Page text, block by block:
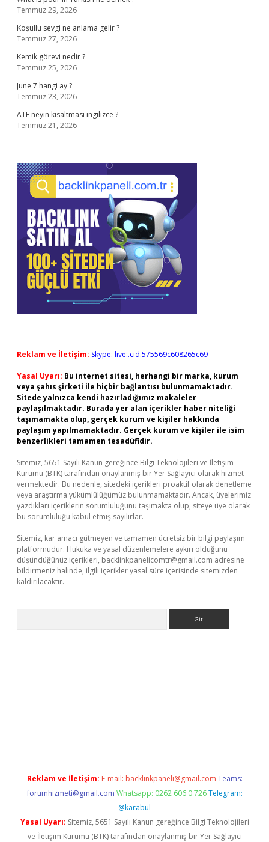
Temmuz 29, 2026
Koşullu sevgi ne anlama gelir ?
Temmuz 27, 2026
Kemik görevi nedir ?
Temmuz 25, 2026
June 7 hangi ay ?
Temmuz 23, 2026
ATF neyin kısaltması ingilizce ?
Temmuz 21, 2026
Reklam ve İletişim: Skype: live:.cid.575569c608265c69
Yasal Uyarı: Bu internet sitesi, herhangi bir marka, kurum
veya şahıs şirketi ile hiçbir bağlantısı bulunmamaktadır.
Sitede yalnızca kendi hazırladığımız makaleler
paylaşılmaktadır. Burada yer alan içerikler haber niteliği
taşımamakta olup, gerçek kurum ve kişiler hakkında
paylaşım yapılmamaktadır. Gerçek kurum ve kişiler ile isim
benzerlikleri tamamen tesadüfidir.
Sitemiz, 5651 Sayılı Kanun gereğince Bilgi Teknolojileri ve İletişim
Kurumu (BTK) tarafından onaylanmış bir Yer Sağlayıcı olarak hizmet
vermektedir. Bu nedenle, sitedeki içerikleri proaktif olarak denetleme
veya araştırma yükümlülüğümüz bulunmamaktadır. Ancak, üyelerimiz
yazdıkları içeriklerin sorumluluğunu taşımakta olup, siteye üye olarak
bu sorumluluğu kabul etmiş sayılırlar.
Sitemiz, kar amacı gütmeyen ve tamamen ücretsiz bir bilgi paylaşım
platformudur. Hukuka ve yasal düzenlemelere aykırı olduğunu
düşündüğünüz içerikleri, backlinkpanelicomtr@gmail.com adresine
bildirmeniz halinde, ilgili içerikler yasal süre içerisinde sitemizden
kaldırılacaktır.
Reklam ve İletişim: E-mail: backlinkpaneli@gmail.com Teams:
forumhizmeti@gmail.com Whatsapp: 0262 606 0 726 Telegram:
@karabul
Yasal Uyarı: Sitemiz, 5651 Sayılı Kanun gereğince Bilgi Teknolojileri
ve İletişim Kurumu (BTK) tarafından onaylanmış bir Yer Sağlayıcı